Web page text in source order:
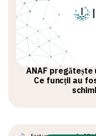
ANAF pregătește
Ce funcții au